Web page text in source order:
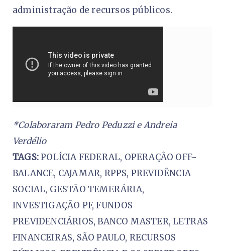
administração de recursos públicos.
*Colaboraram Pedro Peduzzi e Andreia
Verdélio
TAGS:POLÍCIA FEDERAL, OPERAÇÃO OFF-
BALANCE, CAJAMAR, RPPS, PREVIDÊNCIA
SOCIAL, GESTÃO TEMERÁRIA,
INVESTIGAÇÃO PF, FUNDOS
PREVIDENCIÁRIOS, BANCO MASTER, LETRAS
FINANCEIRAS, SÃO PAULO, RECURSOS